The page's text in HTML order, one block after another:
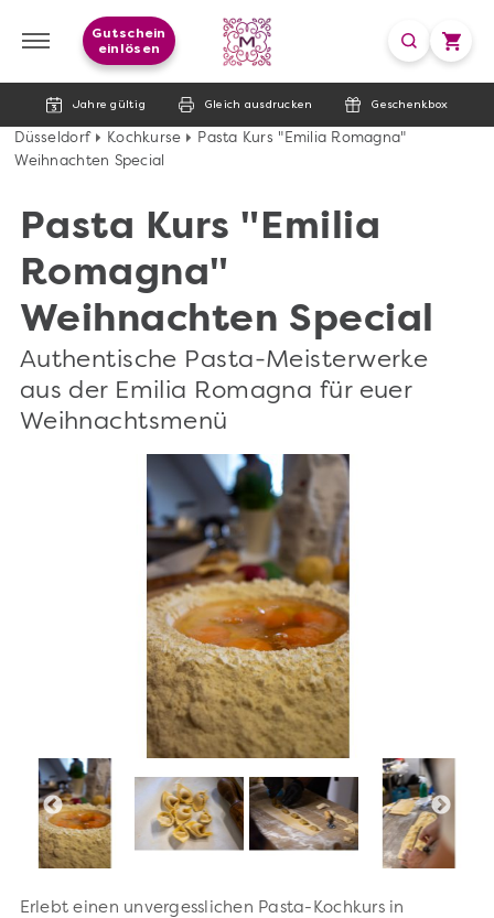
Jahre gültig Gleich ausdrucken Geschenkbox
Gutschein
einlösen
Düsseldorf Kochkurse
Pasta Kurs "Emilia Romagna"
Weihnachten Special
Pasta Kurs "Emilia
Romagna"
Weihnachten Special
Authentische Pasta-Meisterwerke
aus der Emilia Romagna für euer
Weihnachtsmenü
Erlebt einen unvergesslichen Pasta-Kochkurs in